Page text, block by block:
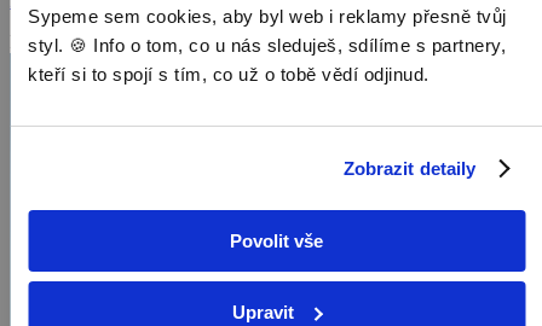
Sypeme sem cookies, aby byl web i reklamy přesně tvůj
styl. 🍪 Info o tom, co u nás sleduješ, sdílíme s partnery,
kteří si to spojí s tím, co už o tobě vědí odjinud.
Zobrazit detaily
Povolit vše
Upravit
odhalit tajemství ledového kontinentu a mimo jiné i potvrdit teorii,
že kdysi byla Antarktida spojena s Afrikou v rámci ohromné
pevniny zvané Gondwanaland. Pronikněme do čarokrásné tiché
krajiny ledu a sněhu a odkryjme její záhady
Pořad aktuálně není v nabídce